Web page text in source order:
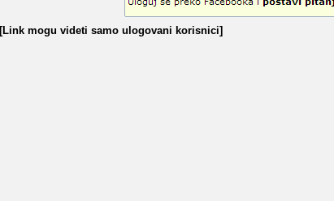
[Link mogu videti samo ulogovani korisnici]